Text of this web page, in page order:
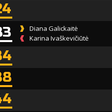
Diana Galickaitė
Karina Ivaškevičiūtė